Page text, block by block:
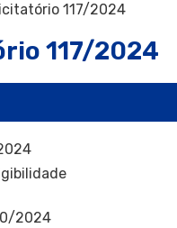
117/2024
117/2024
2024